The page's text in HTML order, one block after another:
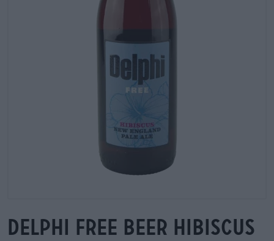
delphi free beer hibiscus